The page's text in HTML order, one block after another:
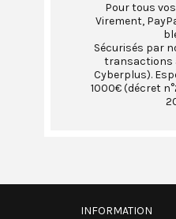
Pour tous
Virement,
Sécurisés par
transactions
Cyberplus).
1000€ (décret
INFORMATION